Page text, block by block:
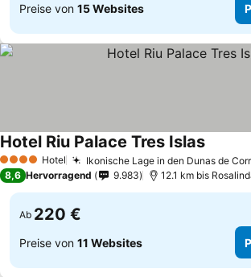
Preise von 15 Websites
4 Sterne Hotel Ikonische Lage in den Dunas de
Hotel Riu Palace Tres Islas
8,6 Hervorragend 9.983 12.1 km bis
Ab 220 €
Preise von 11 Websites